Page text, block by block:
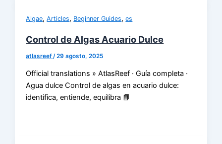
Algae,Articles, Beginner Guides,es
Control de Algas Acuario Dulce
atlasreef /29 agosto, 2025
Official translations » AtlasReef · Guía completa ·
Agua dulce Control de algas en acuario dulce:
identifica, entiende, equilibra 📘